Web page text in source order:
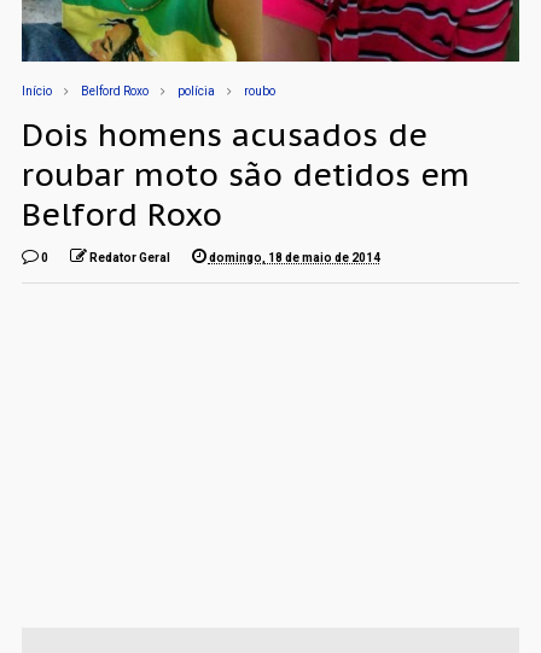
Início Belford Roxo polícia roubo
Dois homens acusados de
roubar moto são detidos em
Belford Roxo
0 Redator Geral domingo, 18 de maio de 2014